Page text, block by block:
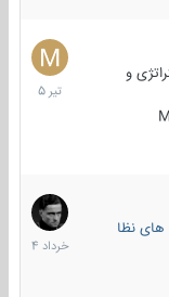
و
27
تیر
1405
نظامی خارجی
5
خرداد
1404